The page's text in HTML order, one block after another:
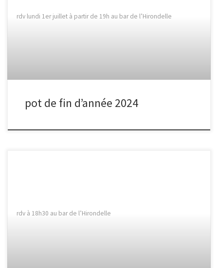
rdv lundi 1er juillet à partir de 19h au bar de l’Hirondelle
pot de fin d’année 2024
rdv à 18h30 au bar de l’Hirondelle